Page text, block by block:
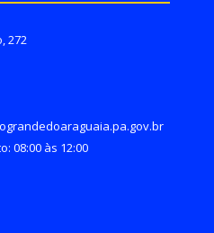
272
08:00 às 12:00